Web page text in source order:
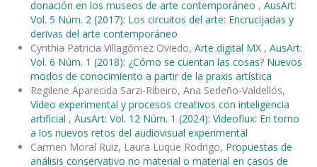
donación en los museos de arte contemporáneo , AusArt:
Vol. 5 Núm. 2 (2017): Los circuitos del arte: Encrucijadas y
derivas del arte contemporáneo
Cynthia Patricia Villagómez Oviedo, Arte digital MX , AusArt:
Vol. 6 Núm. 1 (2018): ¿Cómo se cuentan las cosas? Nuevos
modos de conocimiento a partir de la praxis artística
Regilene Aparecida Sarzi-Ribeiro, Ana Sedeño-Valdellós,
Vídeo experimental y procesos creativos con inteligencia
artificial , AusArt: Vol. 12 Núm. 1 (2024): Videoflux: En torno
a los nuevos retos del audiovisual experimental
Carmen Moral Ruiz, Laura Luque Rodrigo, Propuestas de
análisis conservativo no material o material en casos de